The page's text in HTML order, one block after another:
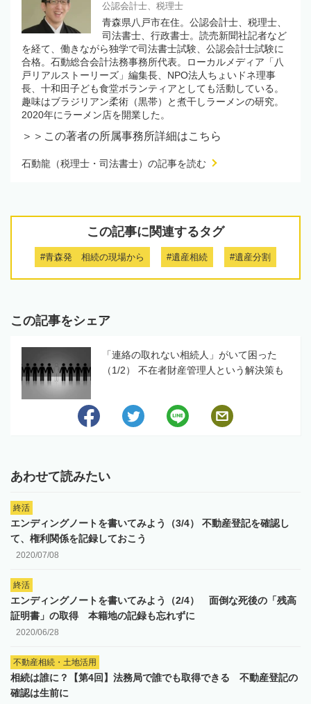
公認会計士、税理士
青森県八戸市在住。公認会計士、税理士、
司法書士、行政書士。読売新聞社記者など
を経て、働きながら独学で司法書士試験、公認会計士試験に
合格。石動総合会計法務事務所代表。ローカルメディア「八
戸リアルストーリーズ」編集長、NPO法人ちょいドネ理事
長、十和田子ども食堂ボランティアとしても活動している。
趣味はブラジリアン柔術（黒帯）と煮干しラーメンの研究。
2020年にラーメン店を開業した。
＞＞この著者の所属事務所詳細はこちら
石動龍（税理士・司法書士）の記事を読む
この記事に関連するタグ
#青森発 相続の現場から #遺産相続 #遺産分割
この記事をシェア
「連絡の取れない相続人」がいて困った
（1/2） 不在者財産管理人という解決策も
あわせて読みたい
終活
エンディングノートを書いてみよう（3/4） 不動産登記を確認し
て、権利関係を記録しておこう
2020/07/08
終活
エンディングノートを書いてみよう（2/4） 面倒な死後の「残高
証明書」の取得 本籍地の記録も忘れずに
2020/06/28
不動産相続・土地活用
相続は誰に？【第4回】法務局で誰でも取得できる 不動産登記の
確認は生前に